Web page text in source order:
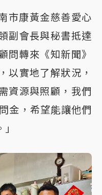
市康黃金慈善愛心
副會長與秘書抵達
問轉來《知新聞》
以實地了解狀況，
資源與照顧，我們
金，希望能讓他們